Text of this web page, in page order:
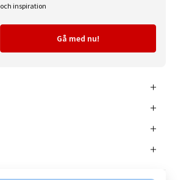
och inspiration
Gå med nu!